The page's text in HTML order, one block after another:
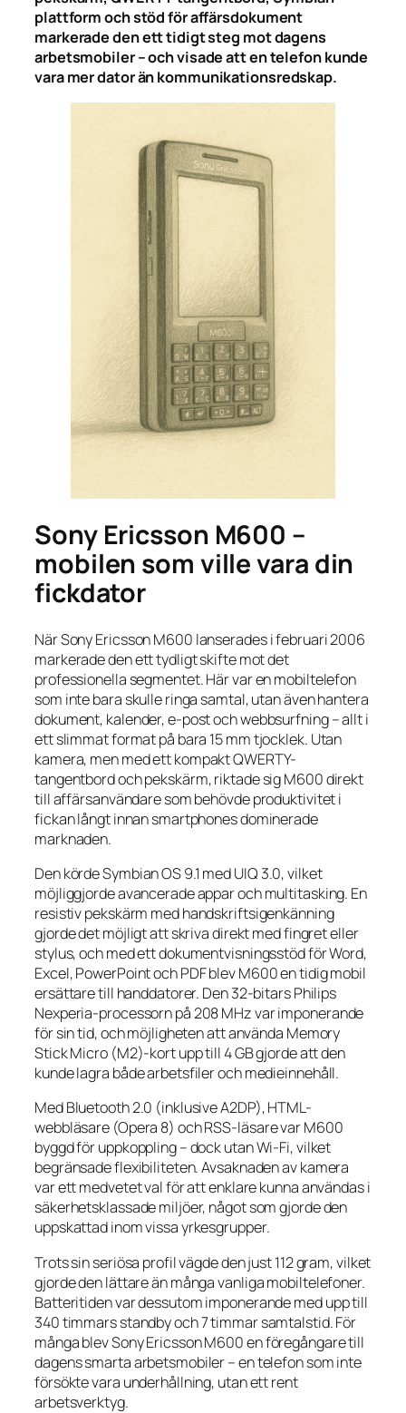
plattform och stöd för affärsdokument
markerade den ett tidigt steg mot dagens
arbetsmobiler – och visade att en telefon kunde
vara mer dator än kommunikationsredskap.
Sony Ericsson M600 –
mobilen som ville vara din
fickdator
När Sony Ericsson M600 lanserades i februari 2006
markerade den ett tydligt skifte mot det
professionella segmentet. Här var en mobiltelefon
som inte bara skulle ringa samtal, utan även hantera
dokument, kalender, e-post och webbsurfning – allt i
ett slimmat format på bara 15 mm tjocklek. Utan
kamera, men med ett kompakt QWERTY-
tangentbord och pekskärm, riktade sig M600 direkt
till affärsanvändare som behövde produktivitet i
fickan långt innan smartphones dominerade
marknaden.
Den körde Symbian OS 9.1 med UIQ 3.0, vilket
möjliggjorde avancerade appar och multitasking. En
resistiv pekskärm med handskriftsigenkänning
gjorde det möjligt att skriva direkt med fingret eller
stylus, och med ett dokumentvisningsstöd för Word,
Excel, PowerPoint och PDF blev M600 en tidig mobil
ersättare till handdatorer. Den 32-bitars Philips
Nexperia-processorn på 208 MHz var imponerande
för sin tid, och möjligheten att använda Memory
Stick Micro (M2)-kort upp till 4 GB gjorde att den
kunde lagra både arbetsfiler och medieinnehåll.
Med Bluetooth 2.0 (inklusive A2DP), HTML-
webbläsare (Opera 8) och RSS-läsare var M600
byggd för uppkoppling – dock utan Wi-Fi, vilket
begränsade flexibiliteten. Avsaknaden av kamera
var ett medvetet val för att enklare kunna användas i
säkerhetsklassade miljöer, något som gjorde den
uppskattad inom vissa yrkesgrupper.
Trots sin seriösa profil vägde den just 112 gram, vilket
gjorde den lättare än många vanliga mobiltelefoner.
Batteritiden var dessutom imponerande med upp till
340 timmars standby och 7 timmar samtalstid. För
många blev Sony Ericsson M600 en föregångare till
dagens smarta arbetsmobiler – en telefon som inte
försökte vara underhållning, utan ett rent
arbetsverktyg.